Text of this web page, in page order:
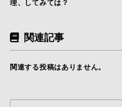
理、してみては？
関連記事
関連する投稿はありません。